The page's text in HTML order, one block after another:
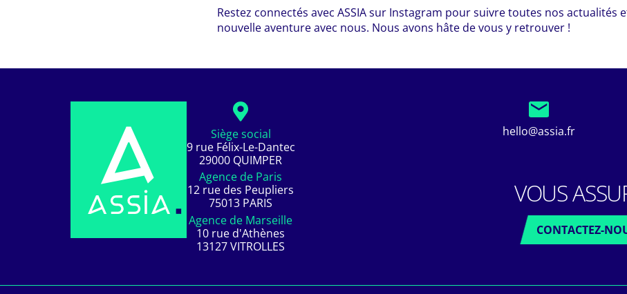
Restez connectés avec ASSIA sur Instagram pour suivre toutes nos actualités
nouvelle aventure avec nous. Nous avons hâte de vous y retrouver !
Siège social
9 rue Félix-Le-Dantec
29000 QUIMPER
Agence de Paris
12 rue des Peupliers
75013 PARIS
Agence de Marseille
10 rue d'Athènes
13127 VITROLLES
hello@assia.fr
VOUS
CONTACTEZ-